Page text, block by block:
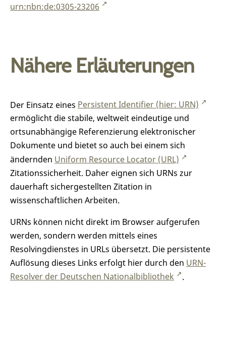
urn:nbn:de:0305-23206
Nähere Erläuterungen
Der Einsatz eines Persistent Identifier (hier: URN)
ermöglicht die stabile, weltweit eindeutige und
ortsunabhängige Referenzierung elektronischer
Dokumente und bietet so auch bei einem sich
ändernden Uniform Resource Locator (URL)
Zitationssicherheit. Daher eignen sich URNs zur
dauerhaft sichergestellten Zitation in
wissenschaftlichen Arbeiten.
URNs können nicht direkt im Browser aufgerufen
werden, sondern werden mittels eines
Resolvingdienstes in URLs übersetzt. Die persistente
Auflösung dieses Links erfolgt hier durch den URN-
Resolver der Deutschen Nationalbibliothek
.